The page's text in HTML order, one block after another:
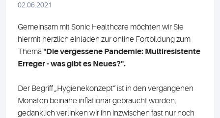
02.06.2021
Gemeinsam mit Sonic Healthcare möchten wir Sie
hiermit herzlich einladen zur online Fortbildung zum
Thema "Die vergessene Pandemie: Multiresistente
Erreger - was gibt es Neues?".
Der Begriff „Hygienekonzept“ ist in den vergangenen
Monaten beinahe inflationär gebraucht worden;
gedanklich verlinken wir ihn inzwischen fast nur noch